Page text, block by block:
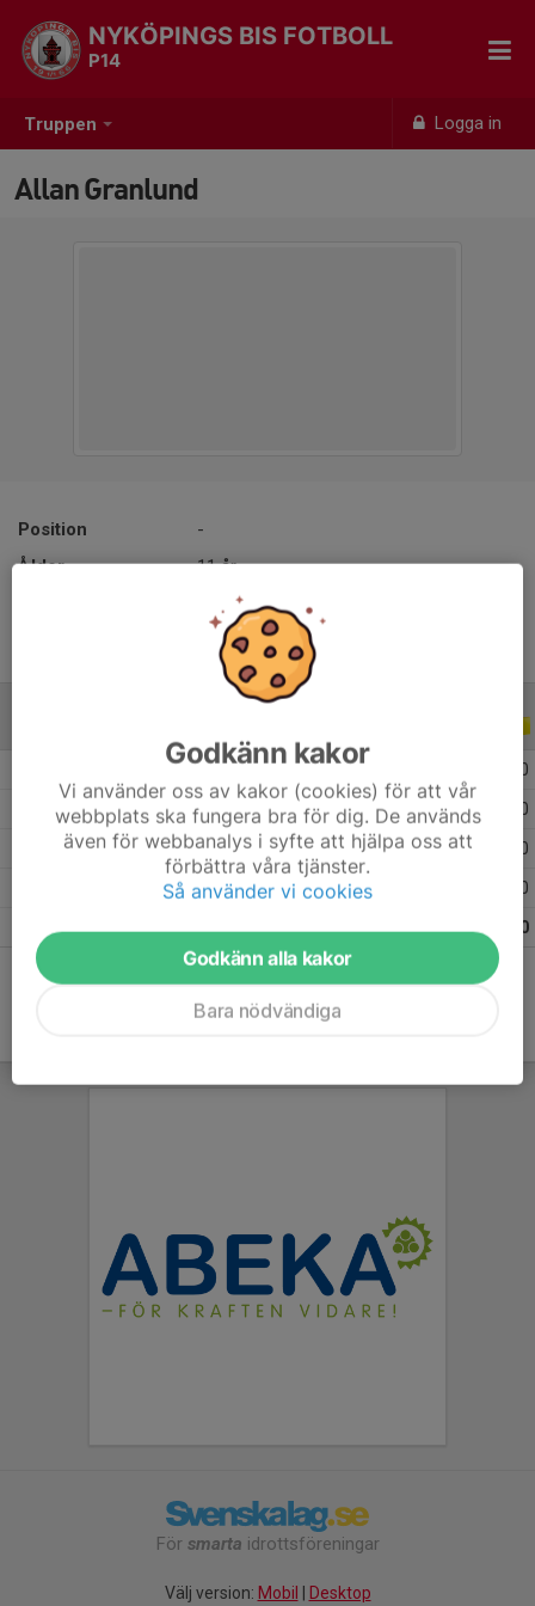
Truppen Logga in
NYKÖPINGS BIS FOTBOLL
P14
Allan Granlund
Position
-
Ålder
11 år
0
2025 23 0 0 0
12 0 0
0
Totalt 59 0 0 0
För smarta idrottsföreningar
Välj version: Mobil Desktop
Godkänn kakor
Vi använder oss av kakor (cookies) för att vår
webbplats ska fungera bra för dig. De används
även för webbanalys i syfte att hjälpa oss att
förbättra våra tjänster.
Så använder vi cookies
Godkänn alla kakor
Bara nödvändiga